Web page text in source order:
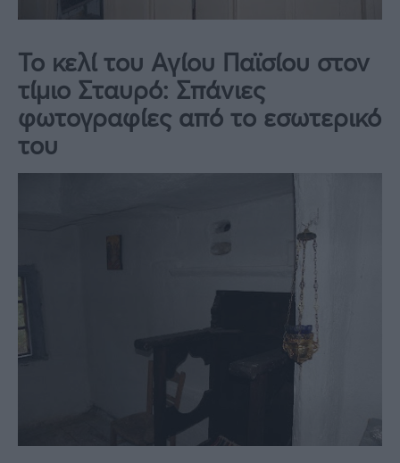
Το κελί του Αγίου Παϊσίου στον
τίμιο Σταυρό: Σπάνιες
φωτογραφίες από το εσωτερικό
του